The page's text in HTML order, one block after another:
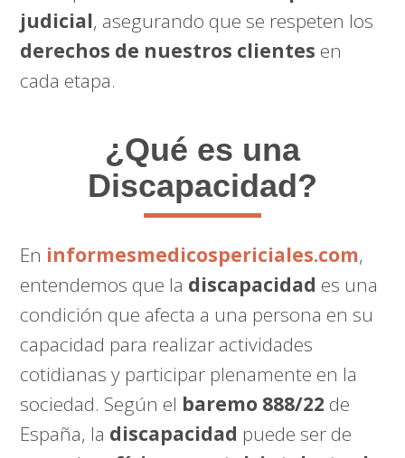
judicial, asegurando que se respeten los
derechos de nuestros clientes en
cada etapa.
¿Qué es una
Discapacidad?
En informesmedicospericiales.com,
entendemos que la discapacidad es una
condición que afecta a una persona en su
capacidad para realizar actividades
cotidianas y participar plenamente en la
sociedad. Según el baremo 888/22 de
España, la discapacidad puede ser de